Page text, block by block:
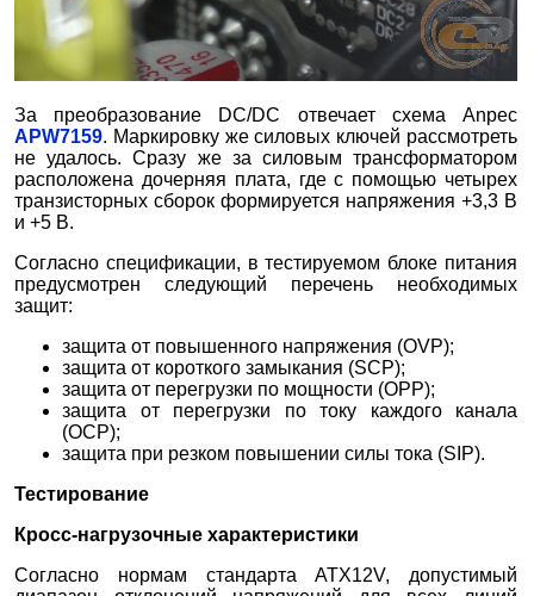
За преобразование DC/DC отвечает схема Anpec
APW7159. Маркировку же силовых ключей рассмотреть
не удалось. Сразу же за силовым трансформатором
расположена дочерняя плата, где с помощью четырех
транзисторных сборок формируется напряжения +3,3 В
и +5 В.
Согласно спецификации, в тестируемом блоке питания
предусмотрен следующий перечень необходимых
защит:
защита от повышенного напряжения (OVP);
защита от короткого замыкания (SCP);
защита от перегрузки по мощности (OPP);
защита от перегрузки по току каждого канала
(OCP);
защита при резком повышении силы тока (SIP).
Тестирование
Кросс-нагрузочные характеристики
Согласно нормам стандарта ATX12V, допустимый